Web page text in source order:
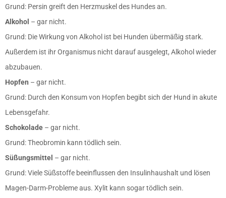
Grund: Persin greift den Herzmuskel des Hundes an.
Alkohol – gar nicht.
Grund: Die Wirkung von Alkohol ist bei Hunden übermäßig stark.
Außerdem ist ihr Organismus nicht darauf ausgelegt, Alkohol wieder
abzubauen.
Hopfen – gar nicht.
Grund: Durch den Konsum von Hopfen begibt sich der Hund in akute
Lebensgefahr.
Schokolade – gar nicht.
Grund: Theobromin kann tödlich sein.
Süßungsmittel – gar nicht.
Grund: Viele Süßstoffe beeinflussen den Insulinhaushalt und lösen
Magen-Darm-Probleme aus. Xylit kann sogar tödlich sein.